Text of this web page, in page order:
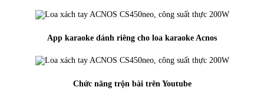
App karaoke dánh riêng cho loa karaoke Acnos
Chức năng trộn bài trên Youtube